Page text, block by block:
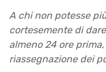
A chi non potesse
cortesemente di
almeno 24 ore
riassegnazione dei